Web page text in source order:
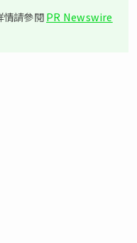
情請參閱PR Newswire